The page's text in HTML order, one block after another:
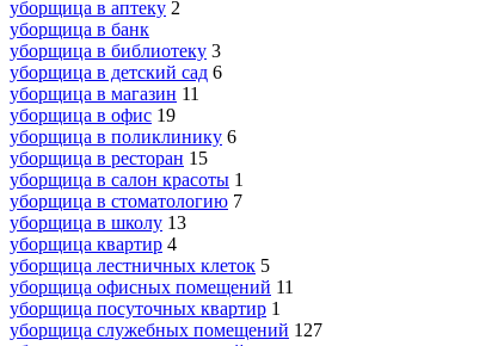
уборщица в аптеку 2
уборщица в банк
уборщица в библиотеку 3
уборщица в детский сад 6
уборщица в магазин 11
уборщица в офис 19
уборщица в поликлинику 6
уборщица в ресторан 15
уборщица в салон красоты 1
уборщица в стоматологию 7
уборщица в школу 13
уборщица квартир 4
уборщица лестничных клеток 5
уборщица офисных помещений 11
уборщица посуточных квартир 1
уборщица служебных помещений 127